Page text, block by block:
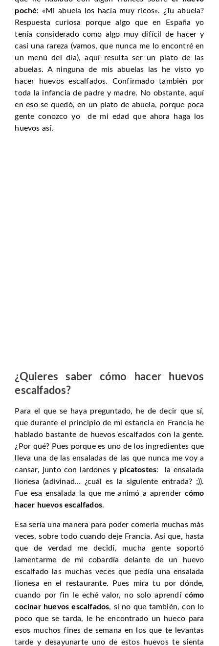
poché: «Mi abuela los hacía muy ricos». ¿Tu abuela?
Respuesta curiosa porque algo que en España yo
tenía considerado como algo muy difícil de hacer y
casi una rareza (vamos, que nunca me lo encontré en
un menú del día), aquí resulta ser un plato de las
abuelas. A ninguna de mis abuelas las he visto yo
hacer huevos escalfados. Confirmado también por
toda la infancia de padre y madre. No obstante, aquí
en eso se quedó, en un plato de abuela, porque poca
gente conozco yo de mi edad que ahora haga los
huevos así.
¿Quieres saber cómo hacer huevos
escalfados?
Para el que se haya preguntado, he de decir que sí,
que durante el principio de mi estancia en Francia he
hablado bastante de huevos escalfados con la gente.
¿Por qué? Pues porque es uno de los ingredientes que
lleva una de las ensaladas de las que nunca me voy a
cansar, junto con lardones y picatostes: la ensalada
lionesa (adivinad… ¿cuál es la siguiente entrada? ;)).
Fue esa ensalada la que me animó a aprender cómo
hacer huevos escalfados.
Esa sería una manera para poder comerla muchas más
veces, sobre todo cuando deje Francia. Así que, hasta
que de verdad me decidí, mucha gente soportó
lamentarme de mi cobardía delante de un huevo
escalfado las muchas veces que pedía una ensalada
lionesa en el restaurante. Pues mira tu por dónde,
cuando por fin le eché valor, no solo aprendí cómo
cocinar huevos escalfados, si no que también, con lo
poco que se tarda, le he encontrado un hueco para
esos muchos fines de semana en los que te levantas
tarde y desayunarte uno de estos huevos te sienta